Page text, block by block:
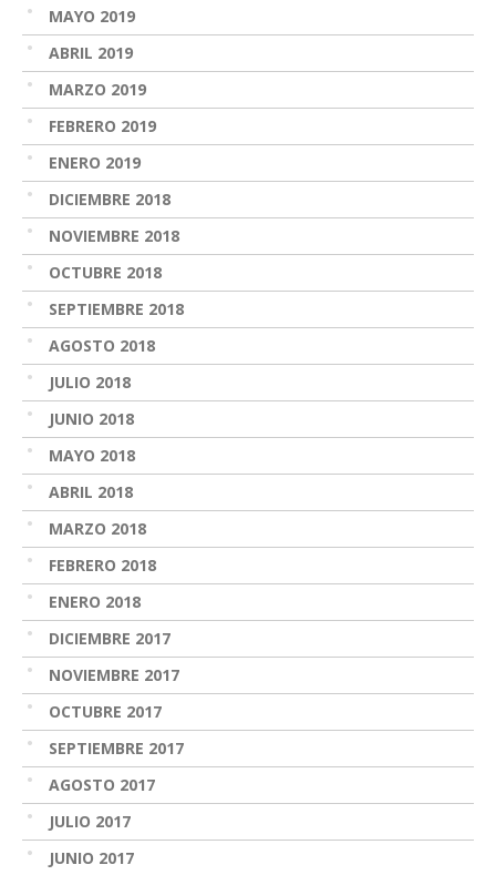
MAYO 2019
ABRIL 2019
MARZO 2019
FEBRERO 2019
ENERO 2019
DICIEMBRE 2018
NOVIEMBRE 2018
OCTUBRE 2018
SEPTIEMBRE 2018
AGOSTO 2018
JULIO 2018
JUNIO 2018
MAYO 2018
ABRIL 2018
MARZO 2018
FEBRERO 2018
ENERO 2018
DICIEMBRE 2017
NOVIEMBRE 2017
OCTUBRE 2017
SEPTIEMBRE 2017
AGOSTO 2017
JULIO 2017
JUNIO 2017